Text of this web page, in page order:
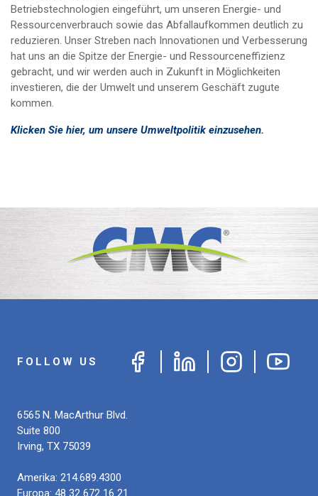
Betriebstechnologien eingeführt, um unseren Energie- und
Ressourcenverbrauch sowie das Abfallaufkommen deutlich zu
reduzieren. Unser Streben nach Innovationen und Verbesserung
hat uns an die Spitze der Energie- und Ressourceneffizienz
gebracht, und wir werden auch in Zukunft in Möglichkeiten
investieren, die der Umwelt und unserem Geschäft zugute
kommen.
Klicken Sie hier, um unsere Umweltpolitik einzusehen.
FOLLOW US
6565 N. MacArthur Blvd.
Suite 800
Irving, TX 75039
Amerika: 214.689.4300
Europa: 48 32 672 16 21